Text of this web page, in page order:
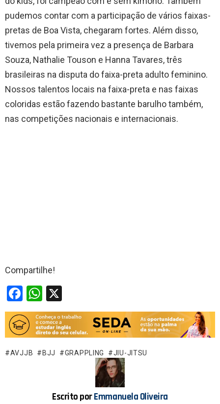
pudemos contar com a participação de vários faixas-
pretas de Boa Vista, chegaram fortes. Além disso,
tivemos pela primeira vez a presença de Barbara
Souza, Nathalie Touson e Hanna Tavares, três
brasileiras na disputa do faixa-preta adulto feminino.
Nossos talentos locais na faixa-preta e nas faixas
coloridas estão fazendo bastante barulho também,
nas competições nacionais e internacionais.
Compartilhe!
F
a
ce
b
o
W
h
at
s
A
AVJJB BJJ GRAPPLING JIU-JITSU
Escrito porEmmanuela Oliveira